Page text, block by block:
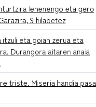
lehenengo eta gero
9 hilabetez
itzuli eta goian zerua eta
Durangora aitaren anaia
triste. Miseria handia pasa